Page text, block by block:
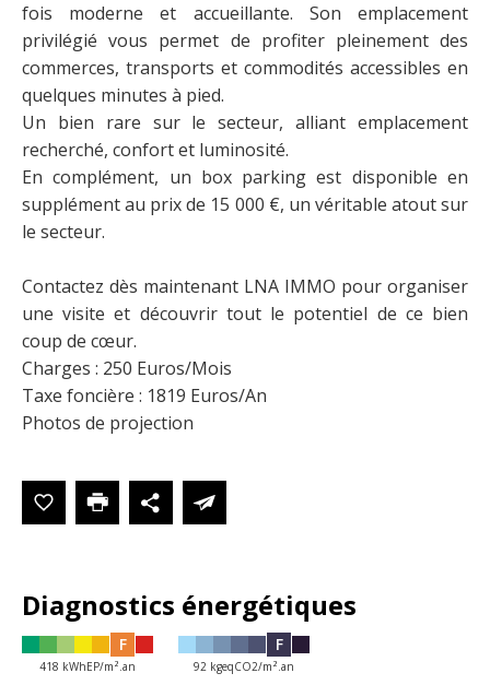
fois moderne et accueillante. Son emplacement
privilégié vous permet de profiter pleinement des
commerces, transports et commodités accessibles en
quelques minutes à pied.
Un bien rare sur le secteur, alliant emplacement
recherché, confort et luminosité.
En complément, un box parking est disponible en
supplément au prix de 15 000 €, un véritable atout sur
le secteur.
Contactez dès maintenant LNA IMMO pour organiser
une visite et découvrir tout le potentiel de ce bien
coup de cœur.
Charges : 250 Euros/Mois
Taxe foncière : 1819 Euros/An
Photos de projection
Diagnostics énergétiques
F
418 kWhEP/m².an
F
92 kgeqCO2/m².an